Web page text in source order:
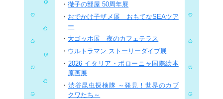
・徹子の部屋 50周年展
・ おでかけ子ザメ展 おもてなSEAツア
ー
・ 大ゴッホ展 夜のカフェテラス
・ ウルトラマン ストーリーダイブ展
・ 2026 イタリア・ボローニャ国際絵本
原画展
・ 渋谷昆虫探検隊 ～発見！世界のカブ
クワたち～